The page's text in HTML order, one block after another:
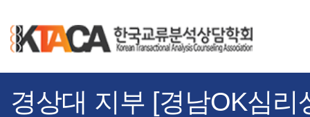
경상대 지부 [경남OK심리